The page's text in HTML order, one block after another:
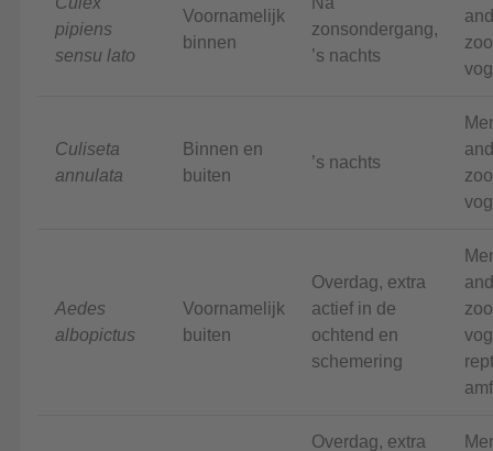
pipiens
sensu lato
Voornamelijk
binnen
zonsondergang,
’s nachts
Culiseta
annulata
Binnen en
buiten
’s nachts
Aedes
albopictus
Voornamelijk
buiten
Overdag, extra
actief in de
ochtend en
schemering
Overdag, extra